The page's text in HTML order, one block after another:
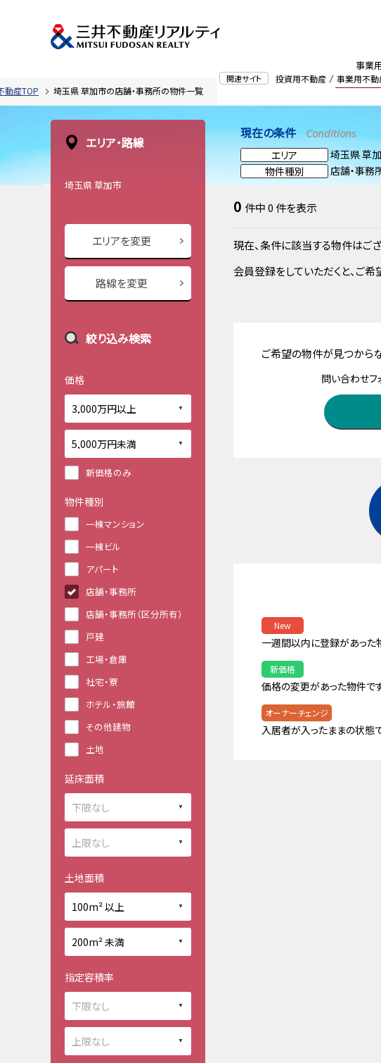
関連サイト 投資用不動産 事業用不動
事業
動産TOP 埼玉県 草加市の店舗・事務所の物件一覧
現在の条件 Conditions
エリア
埼玉県 草
物件種別
店舗・事務
100m²以
価 格
0 件中0 件を表示
現在、条件に該当する物件はご
会員登録をしていただくと、ご
ご希望の物件が見つからな
問い合わせフ
New
一週間以内に登録があった
新価格
価格の変更があった物件です
オーナーチェンジ
入居者が入ったままの状態
エリア・路線
埼玉県 草加市
エリアを変更
路線を変更
絞り込み検索
価格
新価格のみ
物件種別
一棟マンション
一棟ビル
アパート
店舗・事務所
店舗・事務所（区分所有）
戸建
工場・倉庫
社宅・寮
ホテル・旅館
その他建物
土地
延床面積
土地面積
指定容積率